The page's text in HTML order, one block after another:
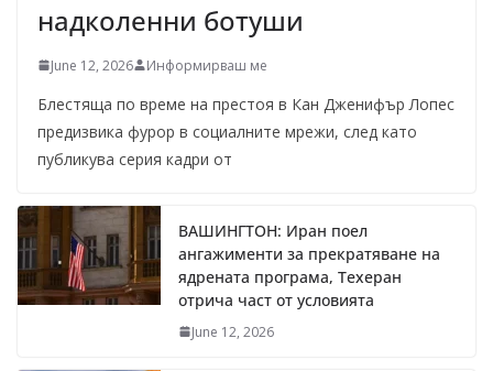
надколенни ботуши
June 12, 2026 Информирваш ме
Блестяща по време на престоя в Кан Дженифър Лопес
предизвика фурор в социалните мрежи, след като
публикува серия кадри от
ВАШИНГТОН: Иран поел
ангажименти за прекратяване на
ядрената програма, Техеран
отрича част от условията
June 12, 2026